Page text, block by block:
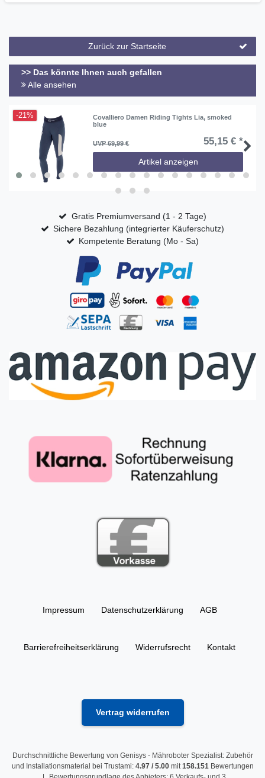
Zurück zur Startseite
>> Das könnte Ihnen auch gefallen
Alle ansehen
-21%
Covalliero Damen Riding Tights Lia, smoked
blue
UVP 69,99 € 55,15 € *
Artikel anzeigen
Gratis Premiumversand (1 - 2 Tage)
Sichere Bezahlung (integrierter Käuferschutz)
Kompetente Beratung (Mo - Sa)
Impressum Daten­schutz­erklärung AGB
Barrierefreiheitserklärung Widerrufs­recht Kontakt
Vertrag widerrufen
Durchschnittliche Bewertung von Genisys - Mähroboter Spezialist: Zubehör
und Installationsmaterial bei Trustami: 4.97/ 5.00mit158.151 Bewertungen